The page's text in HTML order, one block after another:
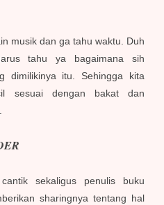
musik dan ga tahu waktu. Duh
tahu ya bagaimana sih
dimilikinya itu. Sehingga kita
sesuai dengan bakat dan
sekaligus penulis buku
sharingnya tentang hal